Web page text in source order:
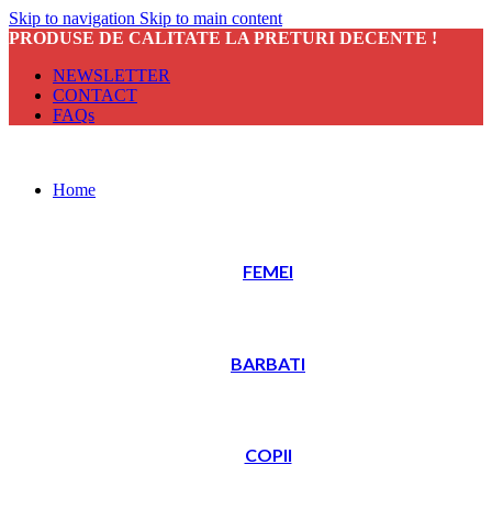
Skip to navigation Skip to main content
PRODUSE DE CALITATE LA PRETURI DECENTE !
NEWSLETTER
CONTACT
FAQs
Home
FEMEI
BARBATI
COPII